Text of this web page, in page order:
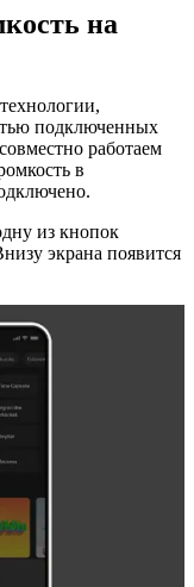
на
подключенных
работаем
в
из кнопок
экрана появится